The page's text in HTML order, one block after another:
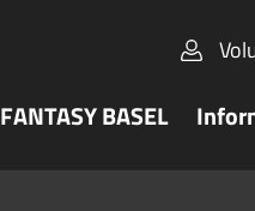
FANTASY BASEL